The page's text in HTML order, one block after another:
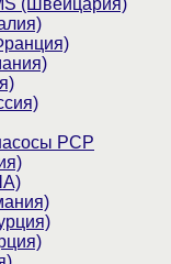
(Швейцария)
PCP